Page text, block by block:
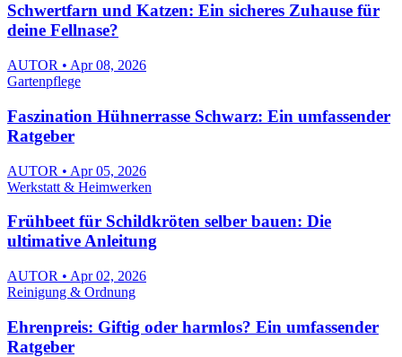
Schwertfarn und Katzen: Ein sicheres Zuhause für
deine Fellnase?
AUTOR • Apr 08, 2026
Gartenpflege
Faszination Hühnerrasse Schwarz: Ein umfassender
Ratgeber
AUTOR • Apr 05, 2026
Werkstatt & Heimwerken
Frühbeet für Schildkröten selber bauen: Die
ultimative Anleitung
AUTOR • Apr 02, 2026
Reinigung & Ordnung
Ehrenpreis: Giftig oder harmlos? Ein umfassender
Ratgeber